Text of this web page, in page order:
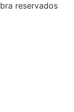
reservados